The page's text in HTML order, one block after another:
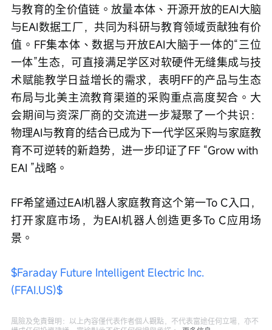
与教育的全价值链。放量本体、开源开放的EAI大脑
与EAI数据工厂，共同为科研与教育领域贡献独有价
值。FF集本体、数据与开放EAI大脑于一体的“三位
一体”生态，可直接满足学区对软硬件无缝集成与技
术赋能教学日益增长的需求，表明FF的产品与生态
布局与北美主流教育渠道的采购重点高度契合。大
会期间与资深厂商的交流进一步凝聚了一个共识：
物理AI与教育的结合已成为下一代学区采购与家庭教
育不可逆转的新趋势，进一步印证了FF “Grow with
EAI ”战略。
FF希望通过EAI机器人家庭教育这个第一To C入口，
打开家庭市场，为EAI机器人创造更多To C应用场
景。
$Faraday Future Intelligent Electric Inc.
(FFAI.US)$
風險及免責聲明：以上內容僅代表作者個人觀點，不代表富途任何立場，亦不